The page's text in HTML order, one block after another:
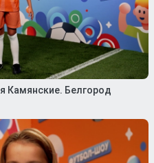
Камянские. Белгород